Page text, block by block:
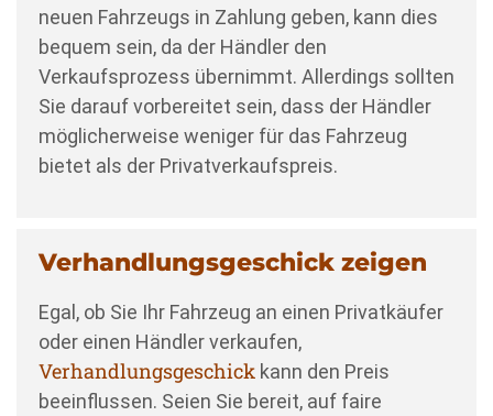
neuen Fahrzeugs in Zahlung geben, kann dies
bequem sein, da der Händler den
Verkaufsprozess übernimmt. Allerdings sollten
Sie darauf vorbereitet sein, dass der Händler
möglicherweise weniger für das Fahrzeug
bietet als der Privatverkaufspreis.
Verhandlungsgeschick zeigen
Egal, ob Sie Ihr Fahrzeug an einen Privatkäufer
oder einen Händler verkaufen,
Verhandlungsgeschick kann den Preis
beeinflussen. Seien Sie bereit, auf faire